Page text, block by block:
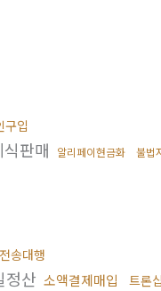
구입
판매 알리페이현금화 불법
송대행
산 소액결제매입 트론